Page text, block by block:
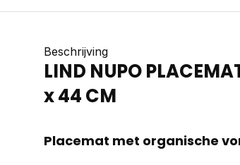
Beschrijving
LIND NUPO
x 44 CM
Placemat met organische